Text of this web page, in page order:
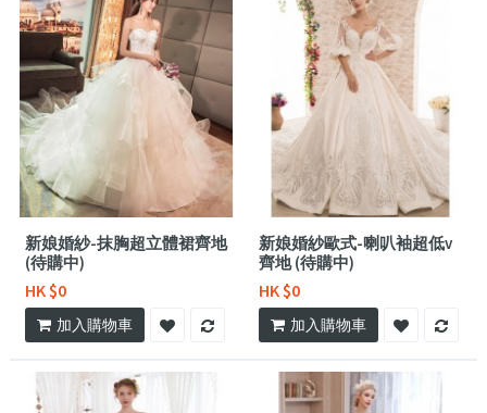
新娘婚紗-抹胸超立體裙齊地
(待購中)
HK $0
加入購物車
新娘婚紗歐式-喇叭袖超低v
齊地 (待購中)
HK $0
加入購物車